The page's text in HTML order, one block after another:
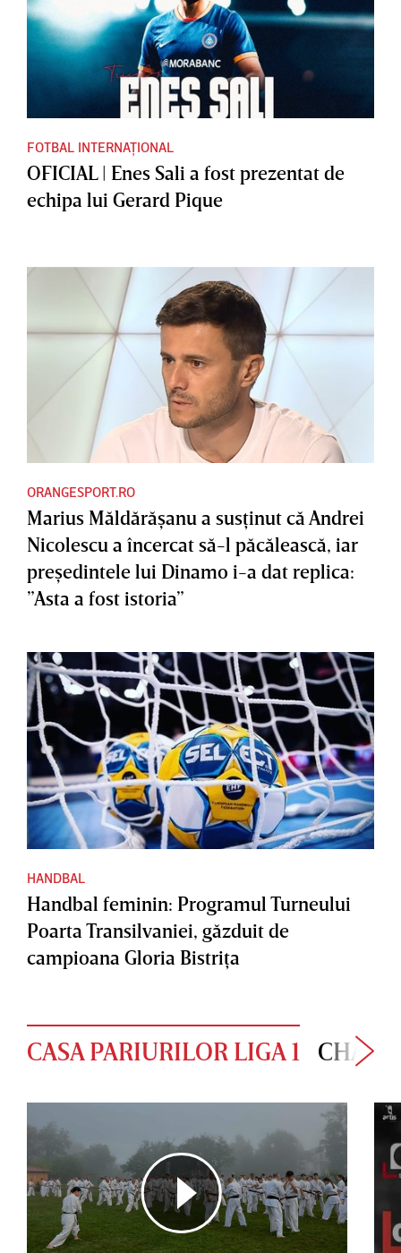
FOTBAL INTERNAȚIONAL
OFICIAL | Enes Sali a fost prezentat de
echipa lui Gerard Pique
ORANGESPORT.RO
Marius Măldărăşanu a susţinut că Andrei
Nicolescu a încercat să-l păcălească, iar
preşedintele lui Dinamo i-a dat replica:
”Asta a fost istoria”
HANDBAL
Handbal feminin: Programul Turneului
Poarta Transilvaniei, găzduit de
campioana Gloria Bistriţa
CASA PARIURILOR LIGA 1